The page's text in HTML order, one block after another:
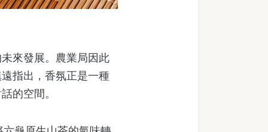
來發展。農業局因此
指出，香氛正是一種
的空間。